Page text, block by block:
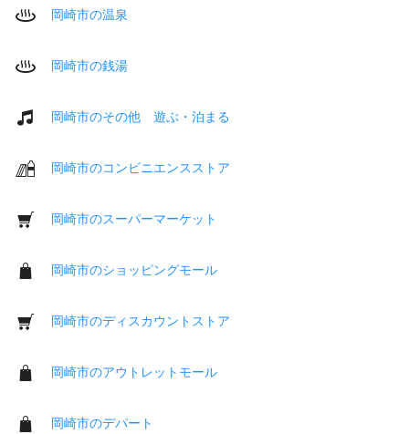
岡崎市の温泉
岡崎市の銭湯
岡崎市のその他 遊ぶ・泊まる
岡崎市のコンビニエンスストア
岡崎市のスーパーマーケット
岡崎市のショッピングモール
岡崎市のディスカウントストア
岡崎市のアウトレットモール
岡崎市のデパート